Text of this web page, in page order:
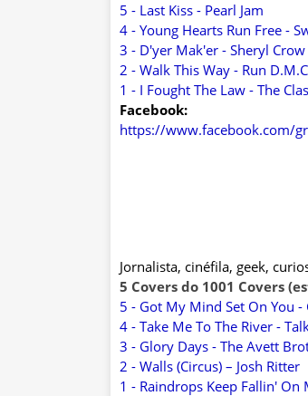
5 - Last Kiss - Pearl Jam
4 - Young Hearts Run Free -
3 - D'yer Mak'er - Sheryl Crow
2 - Walk This Way - Run
1 - I Fought The Law - The
Facebook:
https://www.facebook.com/
Jornalista, cinéfila, geek,
5 Covers do 1001 Covers
5 - Got My Mind Set On You -
4 - Take Me To The River -
3 - Glory Days - The Avett
2 - Walls (Circus) – Josh Ritter
1 - Raindrops Keep Fallin' On